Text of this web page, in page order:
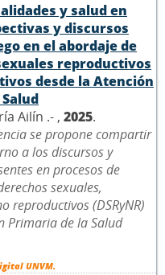
y salud en
y discursos
en el abordaje de
reproductivos
desde la Atención
Ailín .- , 2025.
se propone compartir
a los discursos y
en procesos de
sexuales,
reproductivos (DSRyNR)
Primaria de la Salud
UNVM.